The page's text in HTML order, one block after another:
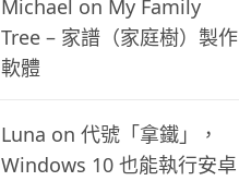
Michael on My Family
Tree – 家譜（家庭樹）製作
軟體
Luna on 代號「拿鐵」，
Windows 10 也能執行安卓